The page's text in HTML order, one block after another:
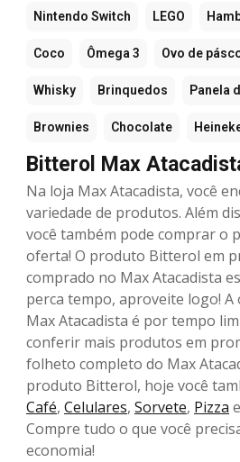
Nintendo Switch LEGO
Coco Ômega 3 Ovo de
Whisky Brinquedos Panela
Brownies Chocolate
Bitterol Max
Na loja Max Atacadista, você
variedade de produtos. Além
você também pode comprar o
oferta! O produto Bitterol em
comprado no Max Atacadista
perca tempo, aproveite logo!
Max Atacadista é por tempo
conferir mais produtos em
folheto completo do Max
produto Bitterol, hoje você
Café, Celulares, Sorvete, Pizza e
Compre tudo o que você
economia!